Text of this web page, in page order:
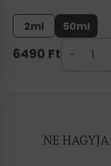
2ml 50ml
6490 Ft
NE